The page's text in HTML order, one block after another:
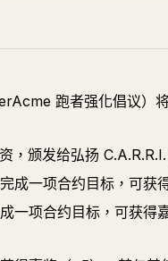
跑者强化倡议）
颁发给弘扬
一项合约目标，可获
一项合约目标，可获得